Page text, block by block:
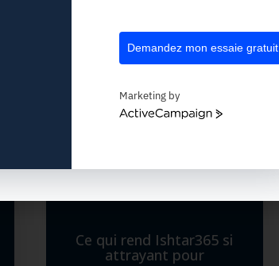
Ce qui rend Ishtar365 si
attrayant pour
Demandez mon essaie gratuit
Marketing by
ActiveCampaign